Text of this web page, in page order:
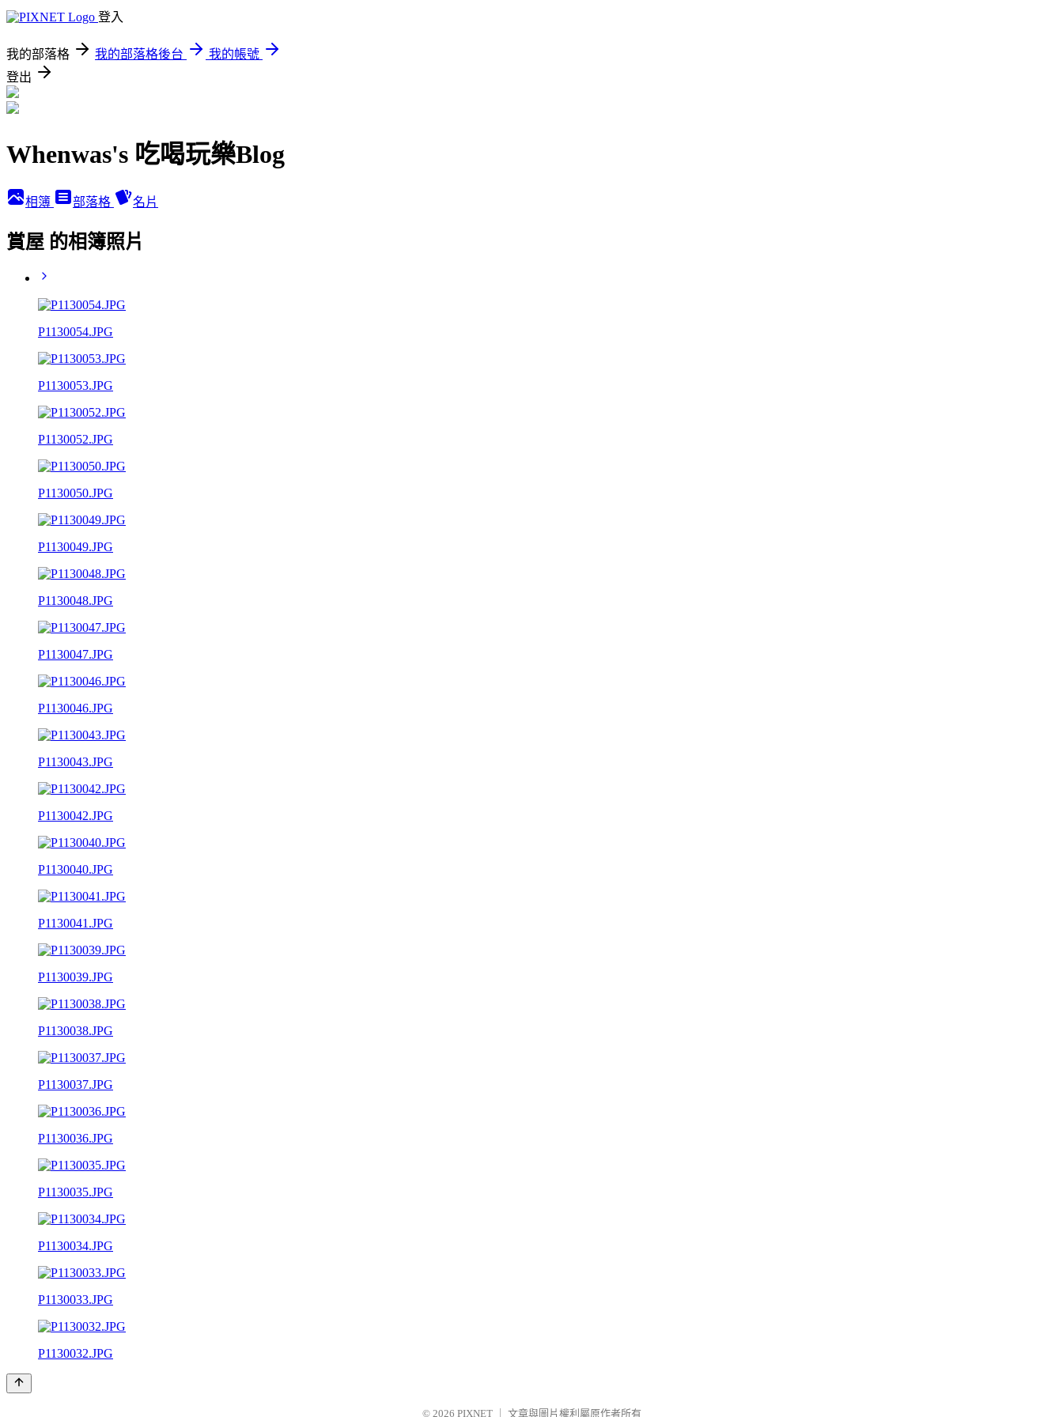
登入
我的部落格 我的部落格後台
我的帳號
登出
Whenwas's 吃喝玩樂Blog
相簿 部落格 名片
賞屋 的相簿照片
P1130054.JPG
P1130053.JPG
P1130052.JPG
P1130050.JPG
P1130049.JPG
P1130048.JPG
P1130047.JPG
P1130046.JPG
P1130043.JPG
P1130042.JPG
P1130040.JPG
P1130041.JPG
P1130039.JPG
P1130038.JPG
P1130037.JPG
P1130036.JPG
P1130035.JPG
P1130034.JPG
P1130033.JPG
P1130032.JPG
© 2026 PIXNET 文章與圖片權利屬原作者所有